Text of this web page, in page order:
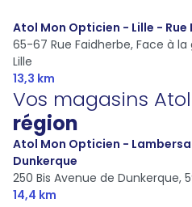
Atol Mon Opticien - Lille - Rue
65-67 Rue Faidherbe, Face à la
Lille
13,3 km
Vos magasins Atol
région
Atol Mon Opticien -
Dunkerque
250 Bis Avenue de Dunkerque,
14,4 km